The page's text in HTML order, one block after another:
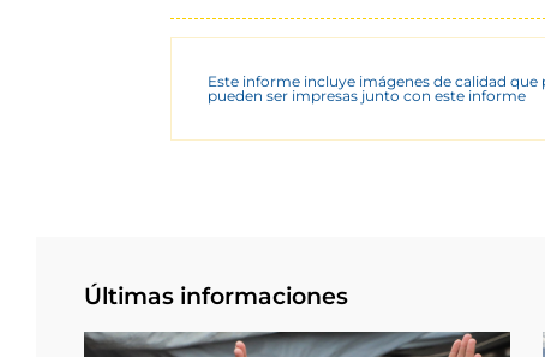
Este informe incluye imágenes de calidad que
pueden ser impresas junto con este informe
Últimas informaciones